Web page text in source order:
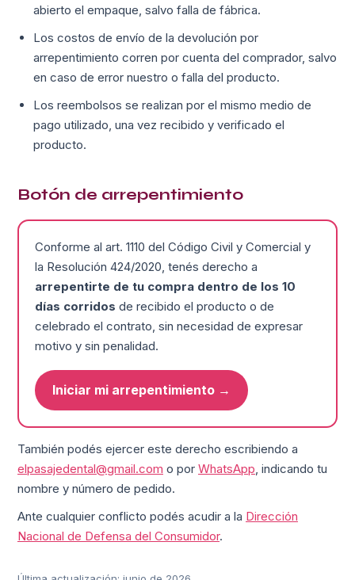
abierto el empaque, salvo falla de fábrica.
Los costos de envío de la devolución por
arrepentimiento corren por cuenta del comprador, salvo
en caso de error nuestro o falla del producto.
Los reembolsos se realizan por el mismo medio de
pago utilizado, una vez recibido y verificado el
producto.
Botón de arrepentimiento
Conforme al art. 1110 del Código Civil y Comercial y
la Resolución 424/2020, tenés derecho a
arrepentirte de tu compra dentro de los 10
días corridos de recibido el producto o de
celebrado el contrato, sin necesidad de expresar
motivo y sin penalidad.
Iniciar mi arrepentimiento →
También podés ejercer este derecho escribiendo a
elpasajedental@gmail.com o por WhatsApp, indicando tu
nombre y número de pedido.
Ante cualquier conflicto podés acudir a la Dirección
Nacional de Defensa del Consumidor.